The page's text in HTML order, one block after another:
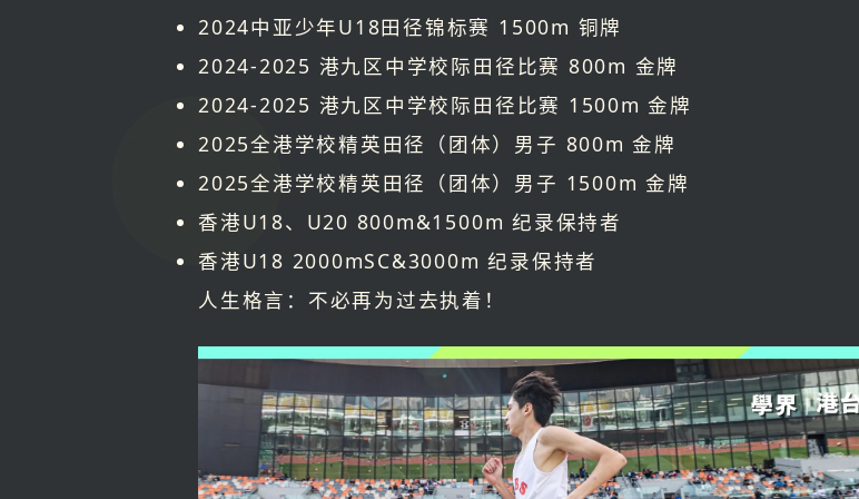
2024中亚少年U18田径锦标赛 1500m 铜牌
2024-2025 港九区中学校际田径比赛 800m 金牌
2024-2025 港九区中学校际田径比赛 1500m 金牌
2025全港学校精英田径（团体）男子 800m 金牌
2025全港学校精英田径（团体）男子 1500m 金牌
香港U18、U20 800m&1500m 纪录保持者
香港U18 2000mSC&3000m 纪录保持者
人生格言：不必再为过去执着！